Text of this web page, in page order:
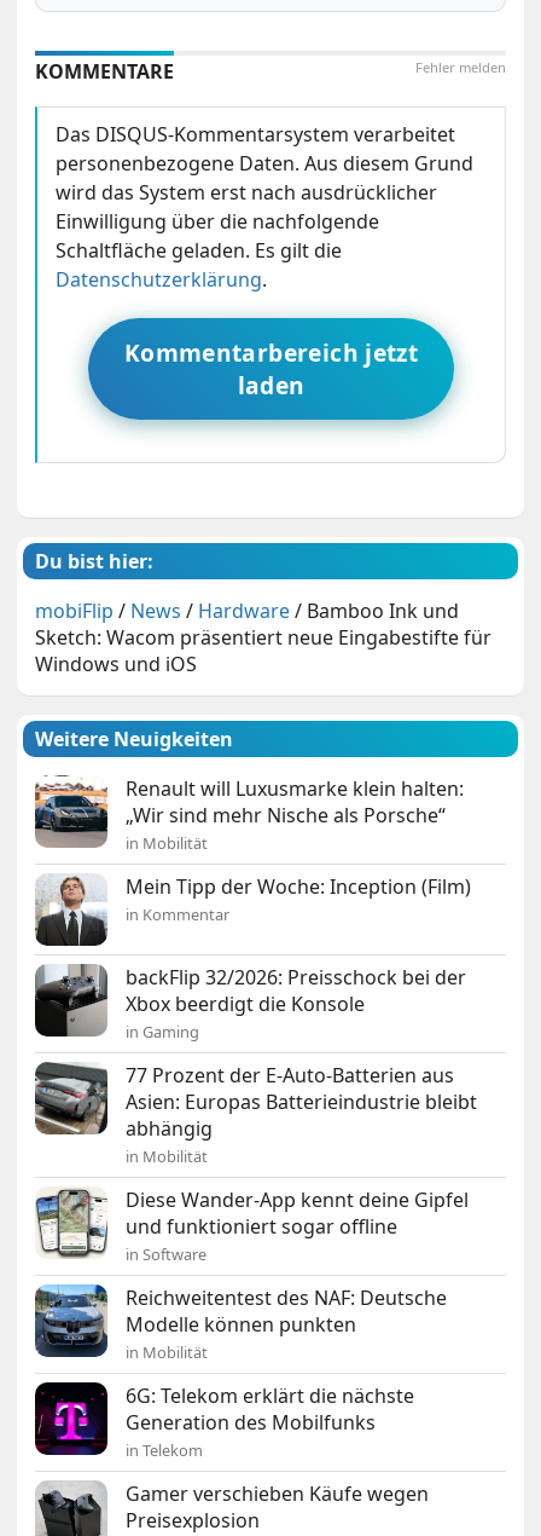
Fehler melden
KOMMENTARE
Das DISQUS-Kommentarsystem verarbeitet
personenbezogene Daten. Aus diesem Grund
wird das System erst nach ausdrücklicher
Einwilligung über die nachfolgende
Schaltfläche geladen. Es gilt die
Datenschutzerklärung.
Kommentarbereich jetzt
laden
Du bist hier:
mobiFlip / News / Hardware/ Bamboo Ink und
Sketch: Wacom präsentiert neue Eingabestifte für
Windows und iOS
Weitere Neuigkeiten
Renault will Luxusmarke klein halten:
„Wir sind mehr Nische als Porsche“
in Mobilität
Mein Tipp der Woche: Inception (Film)
in Kommentar
backFlip 32/2026: Preisschock bei der
Xbox beerdigt die Konsole
in Gaming
77 Prozent der E-Auto-Batterien aus
Asien: Europas Batterieindustrie bleibt
abhängig
in Mobilität
Diese Wander-App kennt deine Gipfel
und funktioniert sogar offline
in Software
Reichweitentest des NAF: Deutsche
Modelle können punkten
in Mobilität
6G: Telekom erklärt die nächste
Generation des Mobilfunks
in Telekom
Gamer verschieben Käufe wegen
Preisexplosion